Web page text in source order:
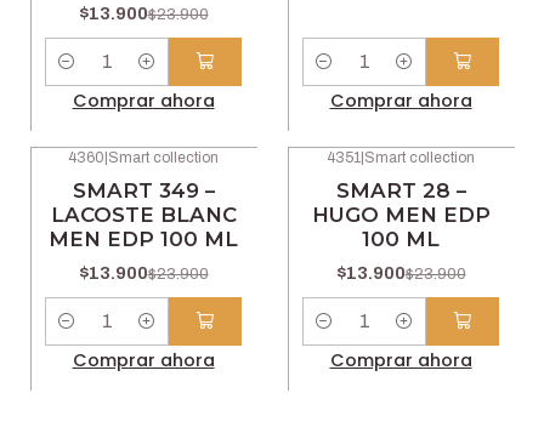
$13.900$23.900
Cantidad
Comprar ahora
Cantidad
Comprar ahora
4360|Smart collection
SMART 349 –
LACOSTE BLANC
MEN EDP 100 ML
$13.900$23.900
Cantidad
Comprar ahora
4351 |Smart collection
SMART 28 –
HUGO MEN EDP
100 ML
$13.900$23.900
Cantidad
Comprar ahora